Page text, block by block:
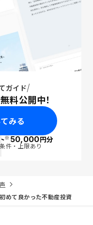
ガイド
料公開中！
みる
※50,000円分
件・上限あり
初めて良かった不動産投資